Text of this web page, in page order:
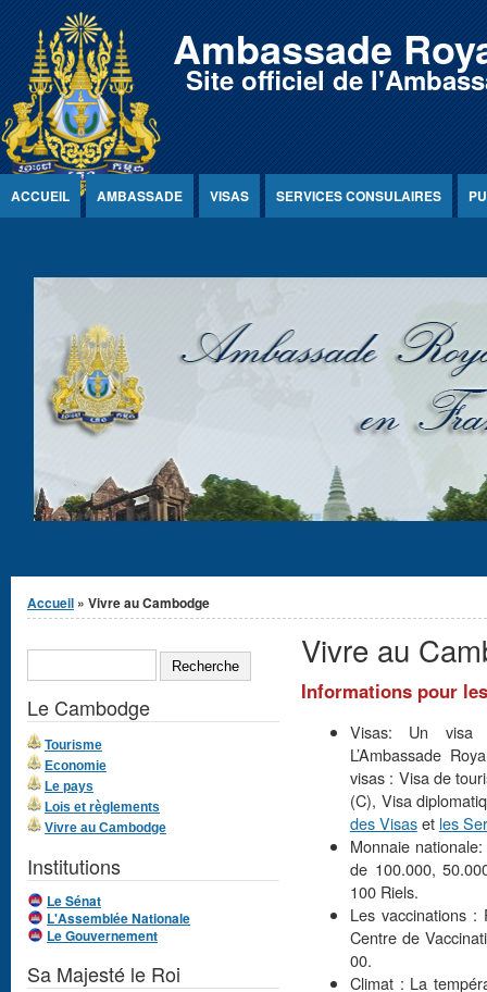
Jump to Content Ambassade
Site officiel de
ACCUEIL AMBASSADE VISAS SERVICES CONSULAIRES
Vous êtes ici
Accueil » Vivre au Cambodge
Vivre au
Informations pour
Visas: Un visa
L’Ambassade
visas : Visa de
(C), Visa
des Visaset les
Monnaie
de 100.000,
100 Riels.
Les vaccinations :
Centre de
00.
Climat : La
Formulaire de
recherche
Le Cambodge
Tourisme
Economie
Le pays
Lois et règlements
Vivre au Cambodge
Institutions
Le Sénat
L'Assemblée Nationale
Le Gouvernement
Sa Majesté le Roi